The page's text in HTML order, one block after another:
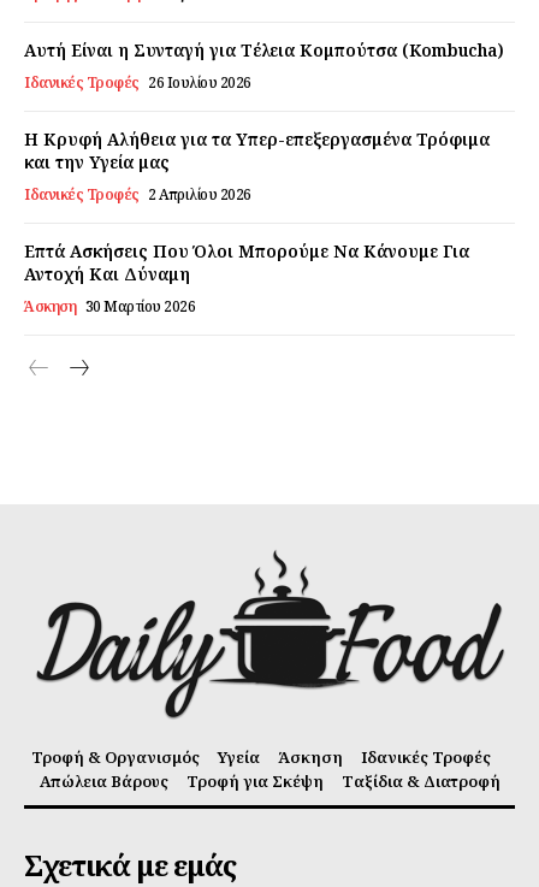
Daily Food
Σχετικά με εμάς
Ο λογαριασμός μου
Επικοινωνία
Αυτή Είναι η Συνταγή για Τέλεια Κομπούτσα (Kombucha)
Ιδανικές Τροφές 26 Ιουλίου 2026
Η Κρυφή Αλήθεια για τα Υπερ-επεξεργασμένα Τρόφιμα
και την Υγεία μας
Ιδανικές Τροφές 2 Απριλίου 2026
Επτά Ασκήσεις Που Όλοι Μπορούμε Να Κάνουμε Για
Αντοχή Και Δύναμη
Άσκηση 30 Μαρτίου 2026
Τροφή & Οργανισμός Υγεία Άσκηση
Ιδανικές Τροφές
Απώλεια Βάρους
Τροφή για Σκέψη Ταξίδια & Διατροφή
Σχετικά με εμάς